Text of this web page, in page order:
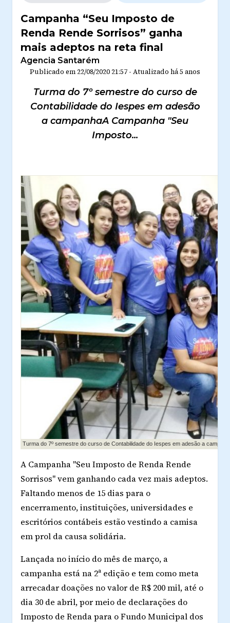
Campanha “Seu Imposto de
Renda Rende Sorrisos” ganha
mais adeptos na reta final
Agencia Santarém
Publicado em 22/08/2020 21:57 - Atualizado há 5 anos
Turma do 7º semestre do curso de
Contabilidade do Iespes em adesão
a campanhaA Campanha "Seu
Imposto...
Turma do 7º semestre do curso de Contabilidade do Iespes em adesão a
A Campanha "Seu Imposto de Renda Rende
Sorrisos" vem ganhando cada vez mais adeptos.
Faltando menos de 15 dias para o
encerramento, instituições, universidades e
escritórios contábeis estão vestindo a camisa
em prol da causa solidária.
Lançada no início do mês de março, a
campanha está na 2ª edição e tem como meta
arrecadar doações no valor de R$ 200 mil, até o
dia 30 de abril, por meio de declarações do
Imposto de Renda para o Fundo Municipal dos